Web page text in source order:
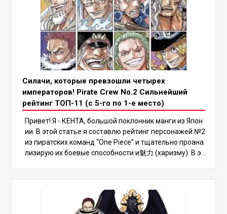
Силачи, которые превзошли четырех
императоров! Pirate Crew No.2 Сильнейший
рейтинг ТОП-11 (с 5-го по 1-е место)
Привет! Я - КЕНТА, большой поклонник манги из Япон
ии. В этой статье я составлю рейтинг персонажей №2
из пиратских команд “One Piece” и тщательно проана
лизирую их боевые способности и魅力 (харизму). В эт
ь, кто же окажется на вершине! В мире “One Piece” ес
ть много сильных персонажей, но пиратские команд